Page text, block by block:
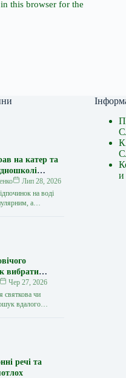
this browser for the
на катер та
теорії доЛип 28, 2026
на воді
а
нові
вибрати
Чер 27, 2026
святкова чи
вдалого
завдання.
речі та
и